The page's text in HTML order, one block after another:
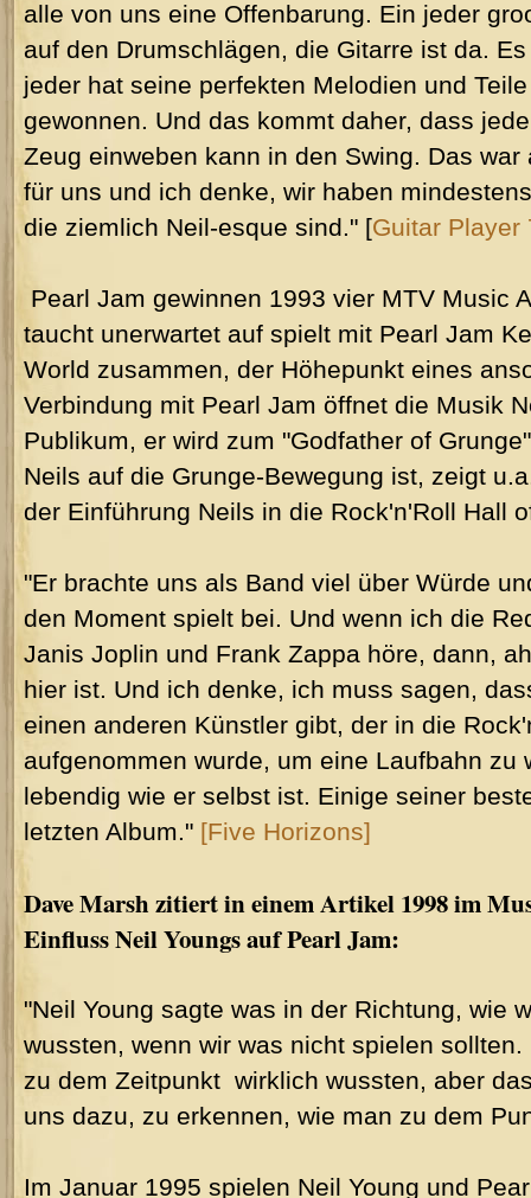
alle von uns eine Offenbarung. Ein jeder
auf den Drumschlägen, die Gitarre ist da.
jeder hat seine perfekten Melodien und
gewonnen. Und das kommt daher, dass
Zeug einweben kann in den Swing. Das
für uns und ich denke, wir haben
die ziemlich Neil-esque sind." [Guitar Player
Pearl Jam gewinnen 1993 vier MTV Music
taucht unerwartet auf spielt mit Pearl Jam
World zusammen, der Höhepunkt eines
Verbindung mit Pearl Jam öffnet die Musik
Publikum, er wird zum "Godfather of
Neils auf die Grunge-Bewegung ist, zeigt
der Einführung Neils in die Rock'n'Roll Hall
"Er brachte uns als Band viel über Würde
den Moment spielt bei. Und wenn ich die
Janis Joplin und Frank Zappa höre, dann,
hier ist. Und ich denke, ich muss sagen,
einen anderen Künstler gibt, der in die
aufgenommen wurde, um eine Laufbahn zu
lebendig wie er selbst ist. Einige seiner
letzten Album." [Five Horizons]
Dave Marsh zitiert in einem Artikel 1998 im
Einfluss Neil Youngs auf Pearl Jam:
"Neil Young sagte was in der Richtung, wie
wussten, wenn wir was nicht spielen
zu dem Zeitpunkt wirklich wussten, aber
uns dazu, zu erkennen, wie man zu dem
Im Januar 1995 spielen Neil Young und